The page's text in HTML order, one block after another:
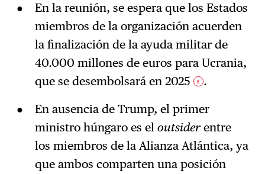
En la reunión, se espera que los Estados
miembros de la organización acuerden
la finalización de la ayuda militar de
40.000 millones de euros para Ucrania,
que se desembolsará en 2025
5 .
En ausencia de Trump, el primer
ministro húngaro es el outsiderentre
los miembros de la Alianza Atlántica, ya
que ambos comparten una posición